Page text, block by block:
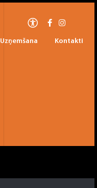
Uzņemšana Kontakti